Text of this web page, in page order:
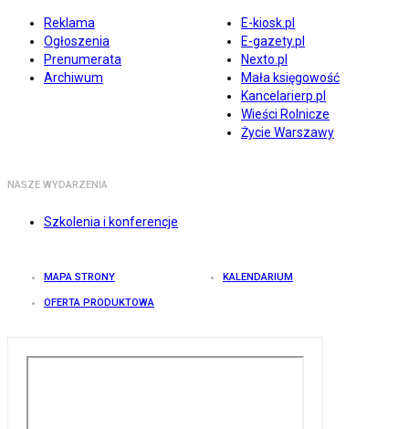
Reklama
Ogłoszenia
Prenumerata
Archiwum
E-kiosk.pl
E-gazety.pl
Nexto.pl
Mała księgowość
Kancelarierp.pl
Wieści Rolnicze
Życie Warszawy
NASZE WYDARZENIA
Szkolenia i konferencje
MAPA STRONY KALENDARIUM
OFERTA PRODUKTOWA